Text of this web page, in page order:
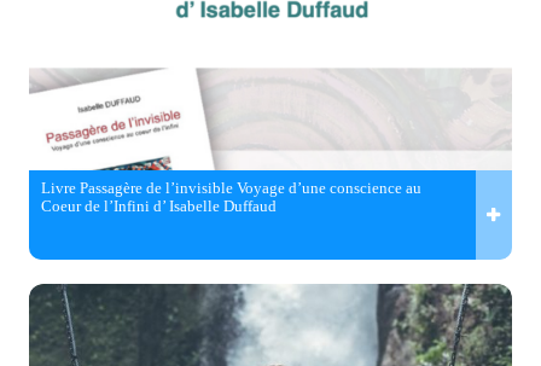
Livre Passagère de l’invisible Voyage d’une conscience au
Coeur de l’Infini d’ Isabelle Duffaud